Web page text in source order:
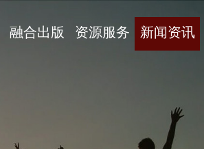
融合出版 资源服务 新闻资讯